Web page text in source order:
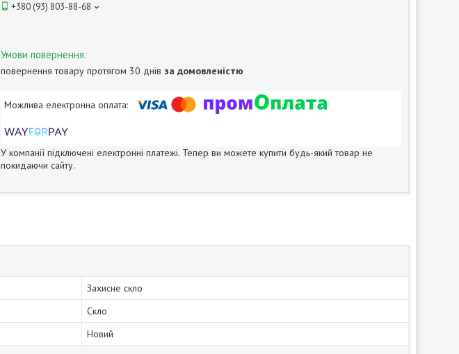
+380 (93) 803-88-68
повернення товару протягом 30 днів за домовленістю
У компанії підключені електронні платежі. Тепер ви можете купити будь-який товар не
покидаючи сайту.
Захисне скло
Скло
Новий